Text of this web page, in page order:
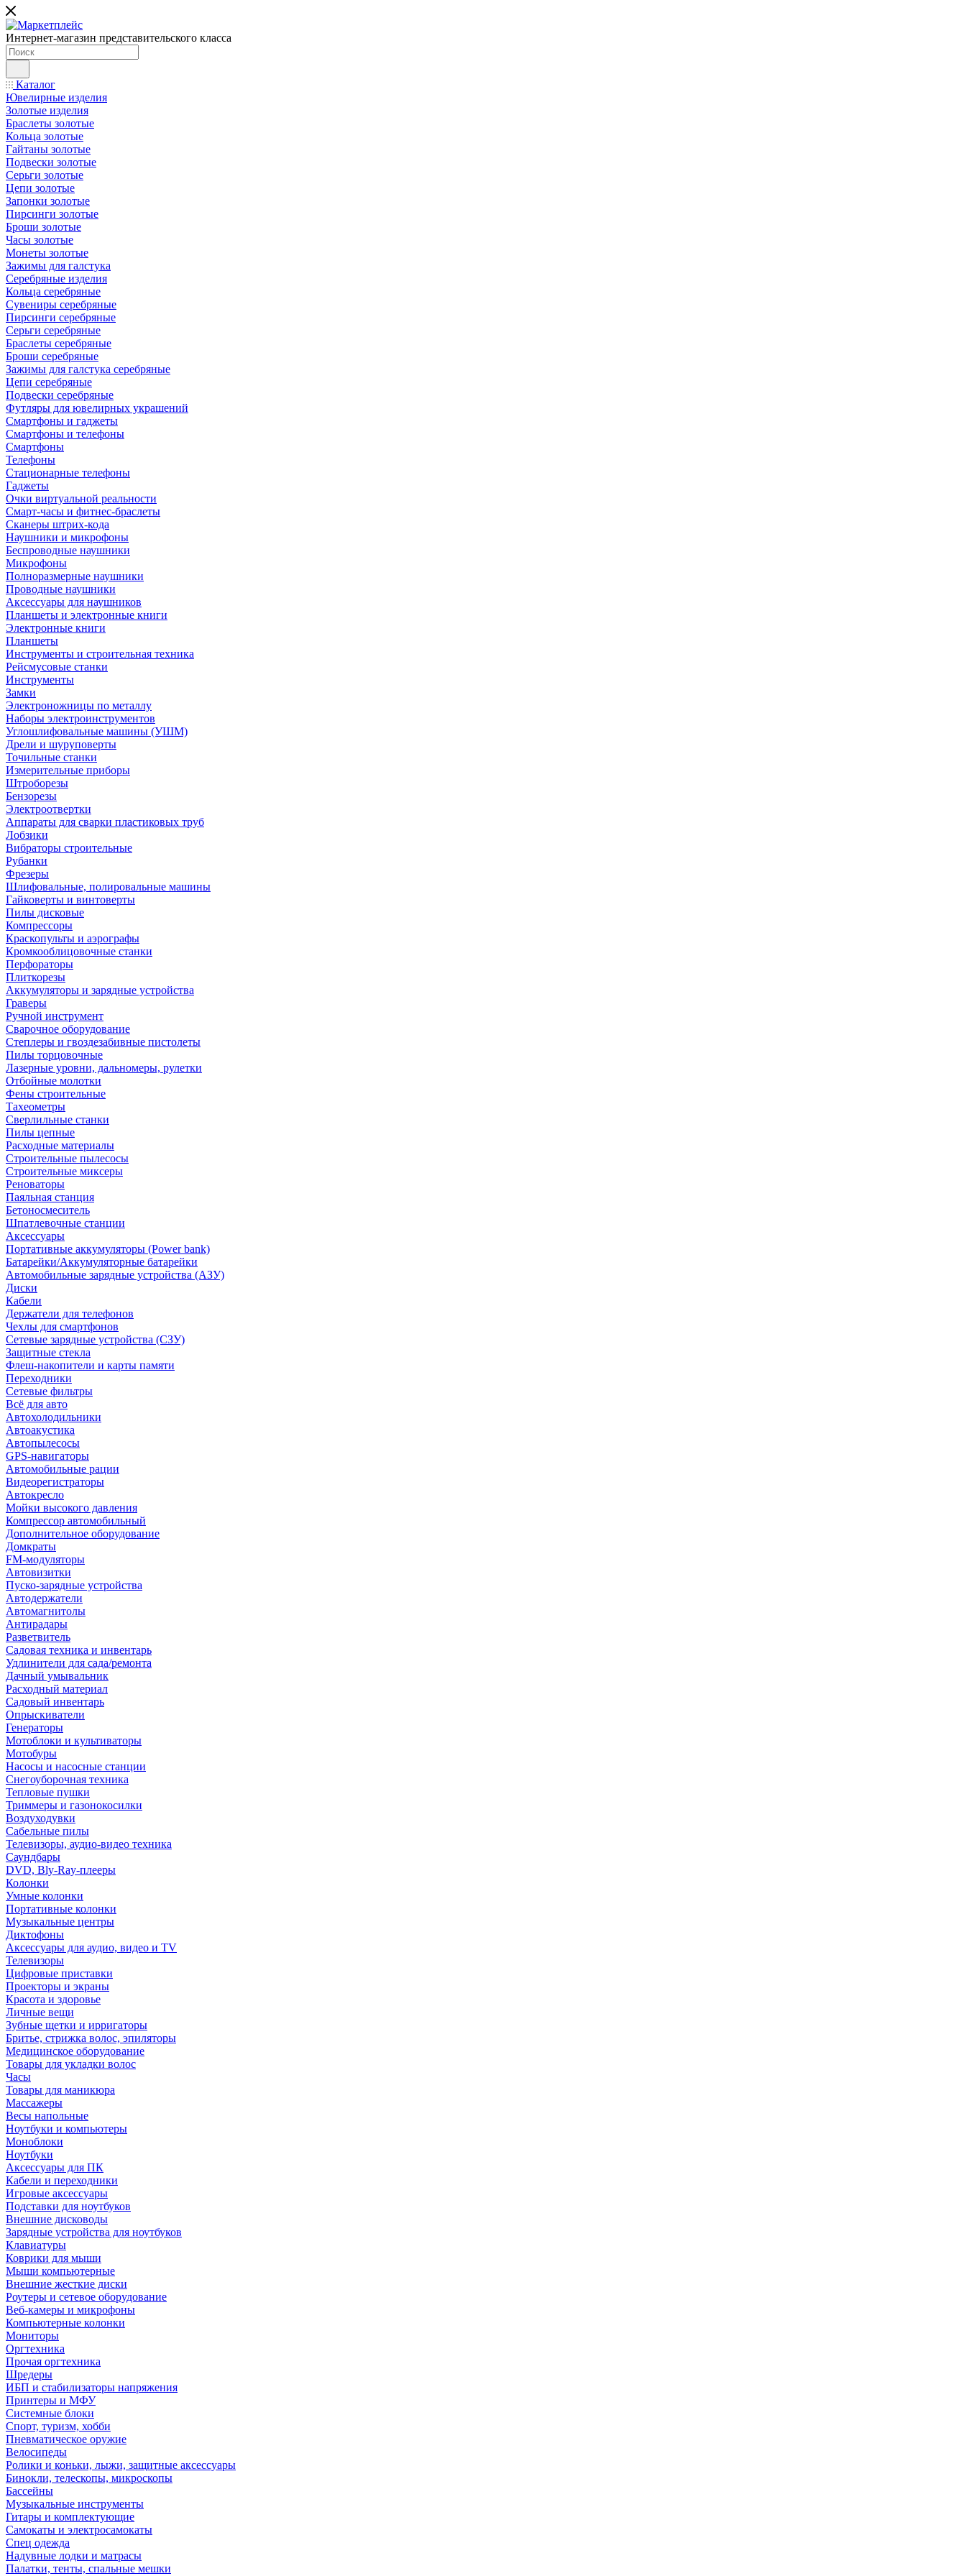
Интернет-магазин представительского класса
Каталог
Ювелирные изделия
Золотые изделия
Браслеты золотые
Кольца золотые
Гайтаны золотые
Подвески золотые
Серьги золотые
Цепи золотые
Запонки золотые
Пирсинги золотые
Броши золотые
Часы золотые
Монеты золотые
Зажимы для галстука
Серебряные изделия
Кольца серебряные
Сувениры серебряные
Пирсинги серебряные
Серьги серебряные
Браслеты серебряные
Броши серебряные
Зажимы для галстука серебряные
Цепи серебряные
Подвески серебряные
Футляры для ювелирных украшений
Смартфоны и гаджеты
Смартфоны и телефоны
Смартфоны
Телефоны
Стационарные телефоны
Гаджеты
Очки виртуальной реальности
Смарт-часы и фитнес-браслеты
Сканеры штрих-кода
Наушники и микрофоны
Беспроводные наушники
Микрофоны
Полноразмерные наушники
Проводные наушники
Аксессуары для наушников
Планшеты и электронные книги
Электронные книги
Планшеты
Инструменты и строительная техника
Рейсмусовые станки
Инструменты
Замки
Электроножницы по металлу
Наборы электроинструментов
Углошлифовальные машины (УШМ)
Дрели и шуруповерты
Точильные станки
Измерительные приборы
Штроборезы
Бензорезы
Электроотвертки
Аппараты для сварки пластиковых труб
Лобзики
Вибраторы строительные
Рубанки
Фрезеры
Шлифовальные, полировальные машины
Гайковерты и винтоверты
Пилы дисковые
Компрессоры
Краскопульты и аэрографы
Кромкооблицовочные станки
Перфораторы
Плиткорезы
Аккумуляторы и зарядные устройства
Граверы
Ручной инструмент
Сварочное оборудование
Степлеры и гвоздезабивные пистолеты
Пилы торцовочные
Лазерные уровни, дальномеры, рулетки
Отбойные молотки
Фены строительные
Тахеометры
Сверлильные станки
Пилы цепные
Расходные материалы
Строительные пылесосы
Строительные миксеры
Реноваторы
Паяльная станция
Бетоносмеситель
Шпатлевочные станции
Аксессуары
Портативные аккумуляторы (Power bank)
Батарейки/Аккумуляторные батарейки
Автомобильные зарядные устройства (АЗУ)
Диски
Кабели
Держатели для телефонов
Чехлы для смартфонов
Сетевые зарядные устройства (СЗУ)
Защитные стекла
Флеш-накопители и карты памяти
Переходники
Сетевые фильтры
Всё для авто
Автохолодильники
Автоакустика
Автопылесосы
GPS-навигаторы
Автомобильные рации
Видеорегистраторы
Автокресло
Мойки высокого давления
Компрессор автомобильный
Дополнительное оборудование
Домкраты
FM-модуляторы
Автовизитки
Пуско-зарядные устройства
Автодержатели
Автомагнитолы
Антирадары
Разветвитель
Садовая техника и инвентарь
Удлинители для сада/ремонта
Дачный умывальник
Расходный материал
Садовый инвентарь
Опрыскиватели
Генераторы
Мотоблоки и культиваторы
Мотобуры
Насосы и насосные станции
Снегоуборочная техника
Тепловые пушки
Триммеры и газонокосилки
Воздуходувки
Сабельные пилы
Телевизоры, аудио-видео техника
Саундбары
DVD, Bly-Ray-плееры
Колонки
Умные колонки
Портативные колонки
Музыкальные центры
Диктофоны
Аксессуары для аудио, видео и TV
Телевизоры
Цифровые приставки
Проекторы и экраны
Красота и здоровье
Личные вещи
Зубные щетки и ирригаторы
Бритье, стрижка волос, эпиляторы
Медицинское оборудование
Товары для укладки волос
Часы
Товары для маникюра
Массажеры
Весы напольные
Ноутбуки и компьютеры
Моноблоки
Ноутбуки
Аксессуары для ПК
Кабели и переходники
Игровые аксессуары
Подставки для ноутбуков
Внешние дисководы
Зарядные устройства для ноутбуков
Клавиатуры
Коврики для мыши
Мыши компьютерные
Внешние жесткие диски
Роутеры и сетевое оборудование
Веб-камеры и микрофоны
Компьютерные колонки
Мониторы
Оргтехника
Прочая оргтехника
Шредеры
ИБП и стабилизаторы напряжения
Принтеры и МФУ
Системные блоки
Спорт, туризм, хобби
Пневматическое оружие
Велосипеды
Ролики и коньки, лыжи, защитные аксессуары
Бинокли, телескопы, микроскопы
Бассейны
Музыкальные инструменты
Гитары и комплектующие
Самокаты и электросамокаты
Спец одежда
Надувные лодки и матрасы
Палатки, тенты, спальные мешки